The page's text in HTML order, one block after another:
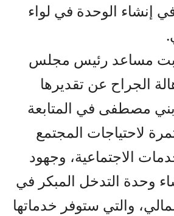
إنشاء الوحدة في لواء
مساعد رئيس مجلس
الجراح عن تقديرها
بني مصطفى في المتابعة
لاحتياجات المجتمع
الاجتماعية، وجهود
وحدة التدخل المبكر في
والتي ستوفر خدماتها